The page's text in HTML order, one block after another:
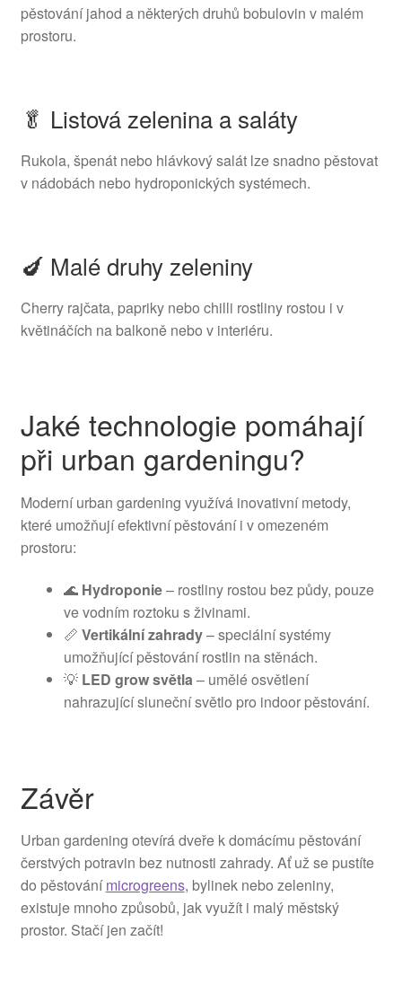
pěstování jahod a některých druhů bobulovin v malém
prostoru.
🥬 Listová zelenina a saláty
Rukola, špenát nebo hlávkový salát lze snadno pěstovat
v nádobách nebo hydroponických systémech.
🍆 Malé druhy zeleniny
Cherry rajčata, papriky nebo chilli rostliny rostou i v
květináčích na balkoně nebo v interiéru.
Jaké technologie pomáhají
při urban gardeningu?
Moderní urban gardening využívá inovativní metody,
které umožňují efektivní pěstování i v omezeném
prostoru:
🌊 Hydroponie– rostliny rostou bez půdy, pouze
ve vodním roztoku s živinami.
📏 Vertikální zahrady– speciální systémy
umožňující pěstování rostlin na stěnách.
💡 LED grow světla– umělé osvětlení
nahrazující sluneční světlo pro indoor pěstování.
Závěr
Urban gardening otevírá dveře k domácímu pěstování
čerstvých potravin bez nutnosti zahrady. Ať už se pustíte
do pěstovánímicrogreens, bylinek nebo zeleniny,
existuje mnoho způsobů, jak využít i malý městský
prostor. Stačí jen začít!